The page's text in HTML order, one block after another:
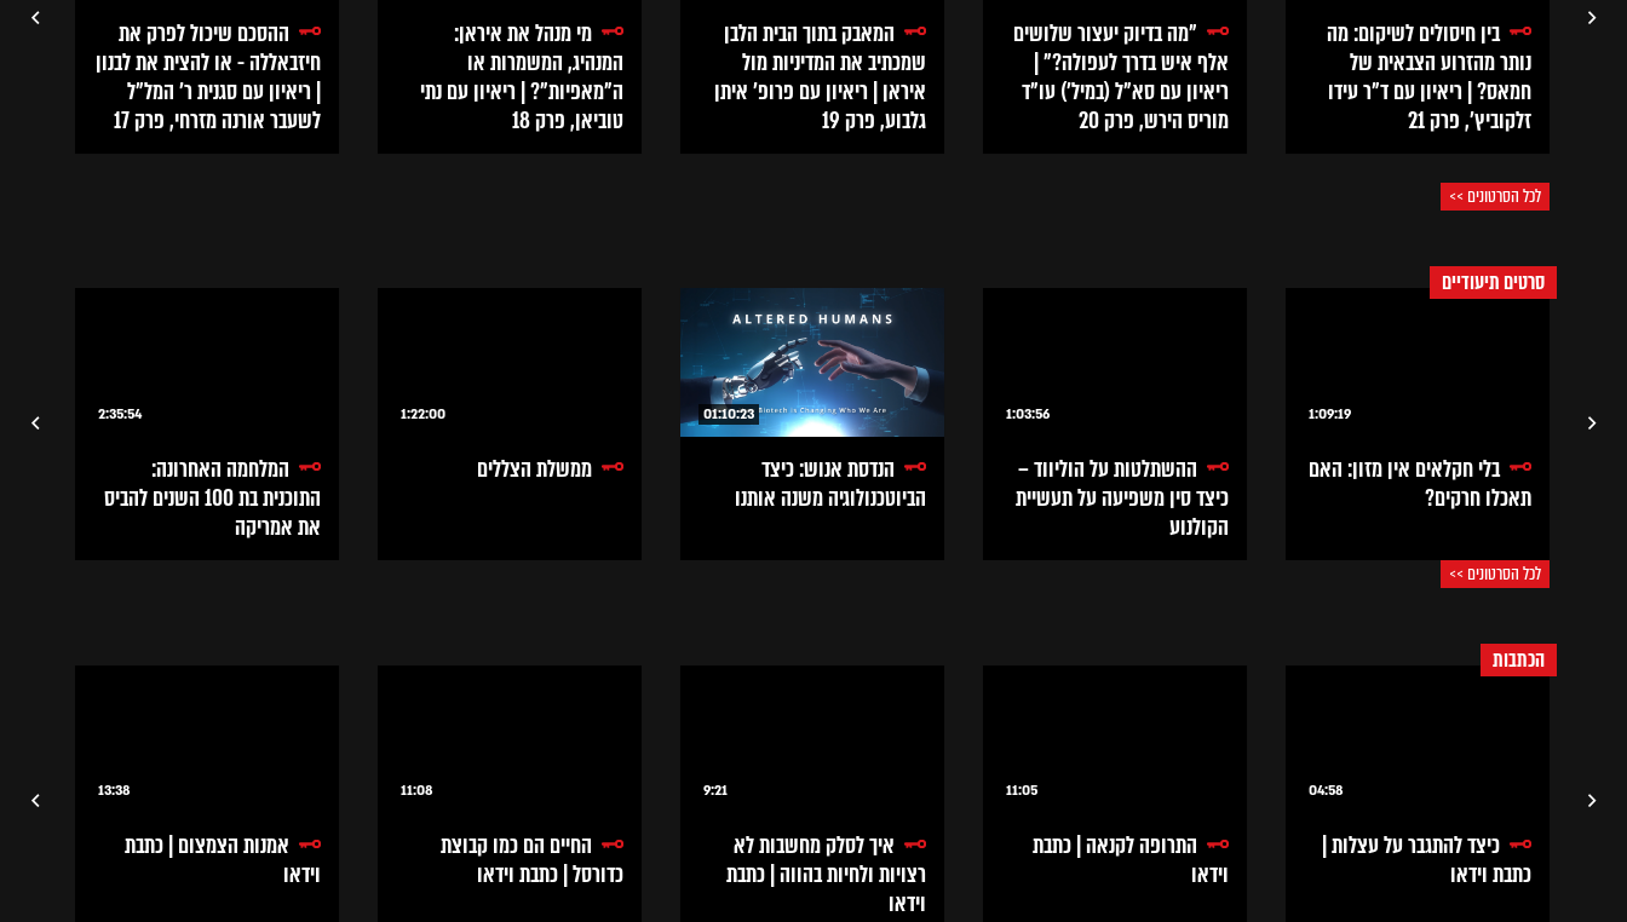
בין חיסולים לשיקום: מה
נותר מהזרוע הצבאית של
חמאס? | ריאיון עם ד"ר עידו
זלקוביץ', פרק 21
"מה בדיוק יעצור שלושים
אלף איש בדרך לעפולה?" |
ריאיון עם סא"ל (במיל') עו"ד
מוריס הירש, פרק 20
המאבק בתוך הבית הלבן
שמכתיב את המדיניות מול
איראן | ריאיון עם פרופ' איתן
גלבוע, פרק 19
מי מנהל את איראן:
המנהיג, המשמרות או
ה"מאפיות"? | ריאיון עם נתי
טוביאן, פרק 18
ההסכם שיכול לפרק את
חיזבאללה - או להצית את לבנון
| ריאיון עם סגנית ר׳ המל״ל
לשעבר אורנה מזרחי, פרק 17
לכל הסרטונים >>
סרטים תיעודיים
1:09:19
בלי חקלאים אין מזון: האם
תאכלו חרקים?
1:03:56
ההשתלטות על הוליווד –
כיצד סין משפיעה על תעשיית
הקולנוע
01:10:23
הנדסת אנוש: כיצד
הביוטכנולוגיה משנה אותנו
1:22:00
ממשלת הצללים
2:35:54
המלחמה האחרונה:
התוכנית בת 100 השנים להביס
את אמריקה
לכל הסרטונים >>
הכתבות
04:58
כיצד להתגבר על עצלות |
כתבת וידאו
11:05
התרופה לקנאה | כתבת
וידאו
9:21
איך לסלק מחשבות לא
רצויות ולחיות בהווה | כתבת
וידאו
11:08
החיים הם כמו קבוצת
כדורסל | כתבת וידאו
13:38
אמנות הצמצום | כתבת
וידאו